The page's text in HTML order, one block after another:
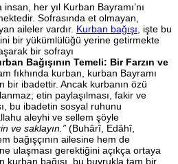
her yıl Kurban Bayramı’nı
Sofrasında et olmayan,
aileler vardır. Kurban bağışı , işte bu
bir yükümlülüğü yerine getirmekte
bir sofrayı
Bağışının Temeli: Bir Farzın ve
fıkhında kurban, kurban Bayramı
bir ibadettir. Ancak kurbanın özü
etin paylaşılması, fakir ve
bu ibadetin sosyal ruhunu
aleyhi ve sellem şöyle
ve saklayın.” (Buhârî, Edâhî,
bağışçının ailesine hem de
ulaşması gerektiğini açıkça ortaya
kurban bağışı, bu buyrukla tam bir